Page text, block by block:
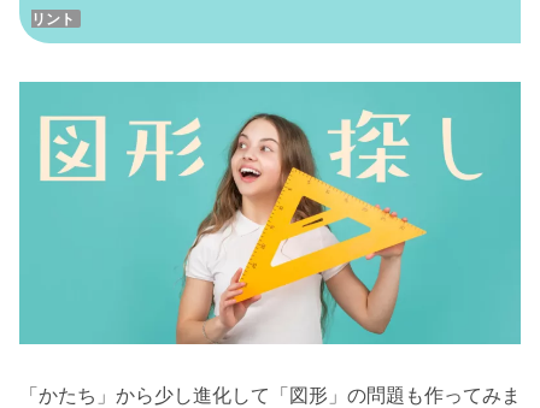
リント
「かたち」から少し進化して「図形」の問題も作ってみま